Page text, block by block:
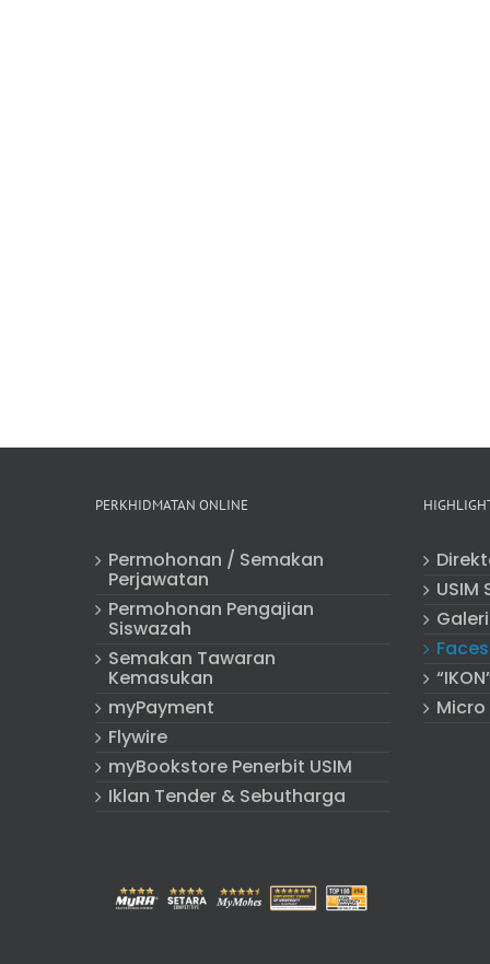
PERKHIDMATAN ONLINE
Permohonan / Semakan
Perjawatan
Permohonan Pengajian
Siswazah
Semakan Tawaran
Kemasukan
myPayment
Flywire
myBookstore Penerbit USIM
Iklan Tender & Sebutharga
USIM
Micro